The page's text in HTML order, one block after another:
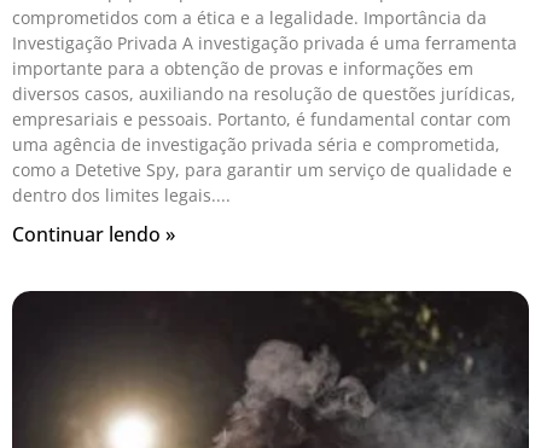
comprometidos com a ética e a legalidade. Importância da
Investigação Privada A investigação privada é uma ferramenta
importante para a obtenção de provas e informações em
diversos casos, auxiliando na resolução de questões jurídicas,
empresariais e pessoais. Portanto, é fundamental contar com
uma agência de investigação privada séria e comprometida,
como a Detetive Spy, para garantir um serviço de qualidade e
dentro dos limites legais.
Continuar lendo »